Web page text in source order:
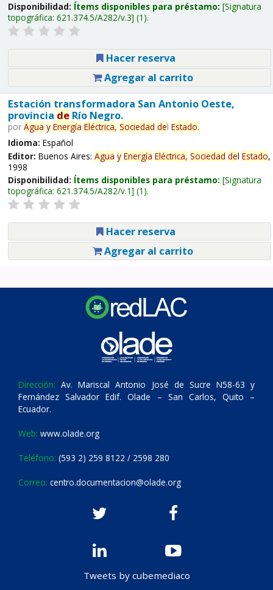
Disponibilidad: Ítems disponibles para préstamo: Signatura
topográfica: 621.374.5/A282/v.3 (1).
Hacer reserva
Agregar al carrito
Estación transformadora San Antonio Oeste,
provincia deRío Negro.
por Agua y Energía Eléctrica, Sociedad del Estado.
Idioma: Español
Editor: Buenos Aires: Agua y Energía Eléctrica, Sociedad del Estado,
1998
Disponibilidad: Ítems disponibles para préstamo: Signatura
topográfica: 621.374.5/A282/v.1 (1).
Hacer reserva
Agregar al carrito
Dirección: Av. Mariscal Antonio José de Sucre N58-63 y
Fernández Salvador Edif. Olade – San Carlos, Quito –
Ecuador.
Web: www.olade.org
Teléfono: (593 2) 259 8122 / 2598 280
Correo: centro.documentacion@olade.org
Tweets by cubemediaco